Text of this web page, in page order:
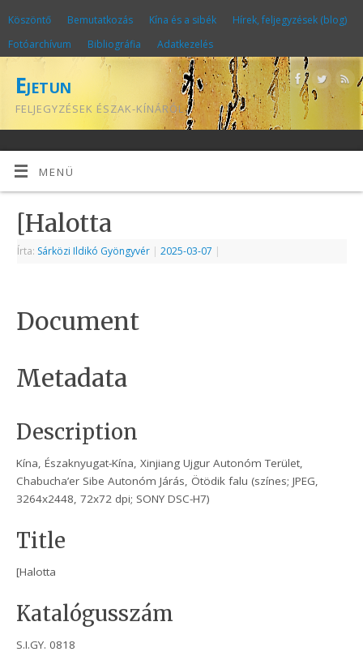
Köszöntő Bemutatkozás Kína és a sibék
Hírek, feljegyzések (blog)
Fotóarchívum
Bibliográfia Adatkezelés
Ejetun
FELJEGYZÉSEK ÉSZAK-KÍNÁRÓL
MENÜ
[Halotta
Írta: Sárközi Ildikó Gyöngyvér | 2025-03-07 |
Document
Metadata
Description
Kína, Északnyugat-Kína, Xinjiang Ujgur Autonóm Terület,
Chabucha’er Sibe Autonóm Járás, Ötödik falu (színes; JPEG,
3264x2448, 72x72 dpi; SONY DSC-H7)
Title
[Halotta
Katalógusszám
S.I.GY. 0818